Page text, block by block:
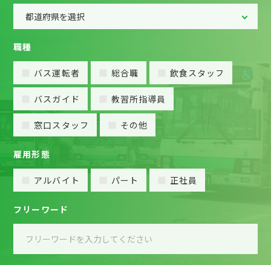
職種
バス運転者 総合職 飲食スタッフ
バスガイド 教習所指導員
窓口スタッフ その他
雇用形態
アルバイト パート 正社員
フリーワード